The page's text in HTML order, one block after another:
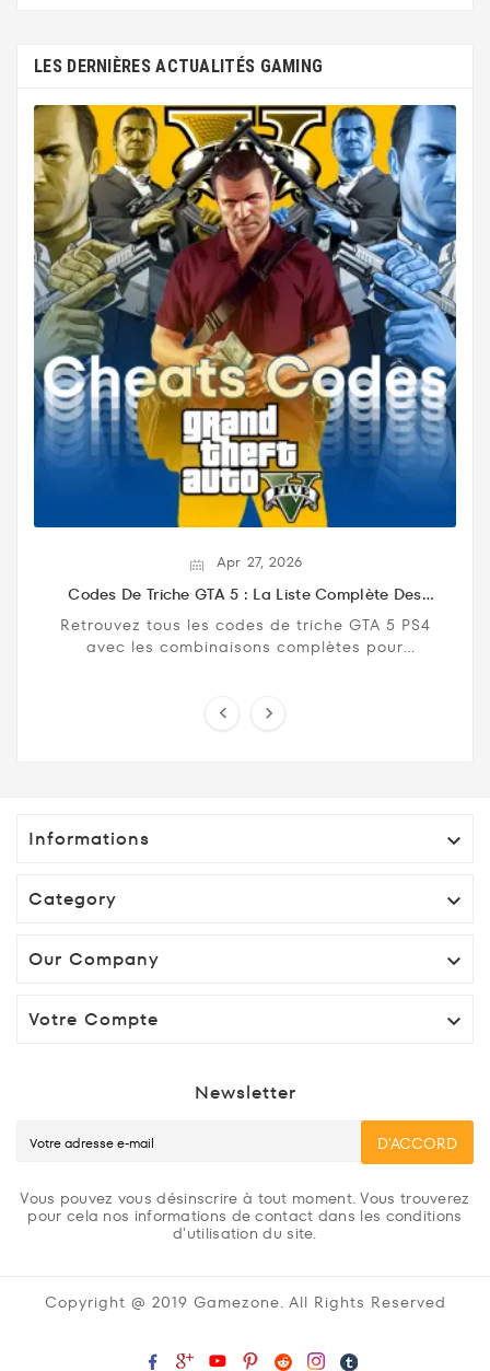
LES DERNIÈRES ACTUALITÉS GAMING
Apr 27, 2026
Codes De Triche GTA 5 : La Liste Complète Des
Retrouvez tous les codes de triche GTA 5 PS4
avec les combinaisons complètes pour


Informations 
Category 
Our Company 
Votre Compte 
Newsletter
D'ACCORD
Vous pouvez vous désinscrire à tout moment. Vous trouverez
pour cela nos informations de contact dans les conditions
d'utilisation du site.
Copyright @ 2019 Gamezone. All Rights Reserved